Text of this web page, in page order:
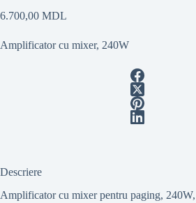
6.700,00 MDL
Amplificator cu mixer, 240W
Descriere
Amplificator cu mixer pentru paging,